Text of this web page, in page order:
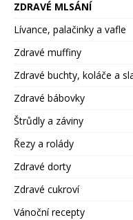
ZDRAVÉ MLSÁNÍ
Lívance, palačinky a vafle
Zdravé muffiny
Zdravé buchty, koláče a
Zdravé bábovky
Štrůdly a záviny
Řezy a rolády
Zdravé dorty
Zdravé cukroví
Vánoční recepty